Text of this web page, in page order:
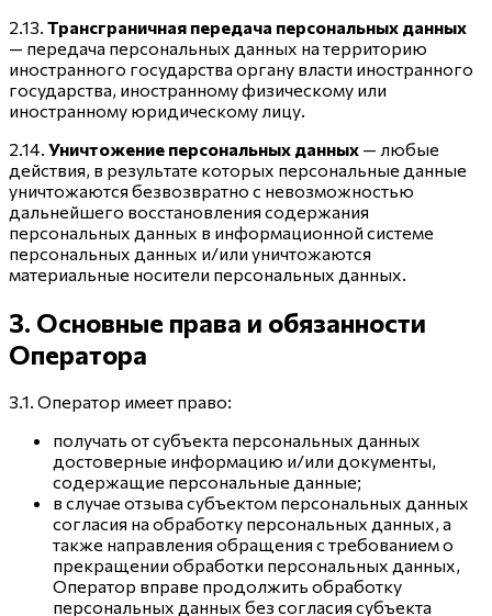
2.13. Трансграничная передача персональных данных
— передача персональных данных на территорию
иностранного государства органу власти иностранного
государства, иностранному физическому или
иностранному юридическому лицу.
2.14. Уничтожение персональных данных — любые
действия, в результате которых персональные данные
уничтожаются безвозвратно с невозможностью
дальнейшего восстановления содержания
персональных данных в информационной системе
персональных данных и/или уничтожаются
материальные носители персональных данных.
3. Основные права и обязанности
Оператора
3.1. Оператор имеет право:
получать от субъекта персональных данных
достоверные информацию и/или документы,
содержащие персональные данные;
в случае отзыва субъектом персональных данных
согласия на обработку персональных данных, а
также направления обращения с требованием о
прекращении обработки персональных данных,
Оператор вправе продолжить обработку
персональных данных без согласия субъекта